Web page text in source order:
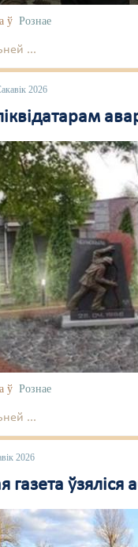
ў Рознае
...
2026
ў Рознае
...
2026
газета